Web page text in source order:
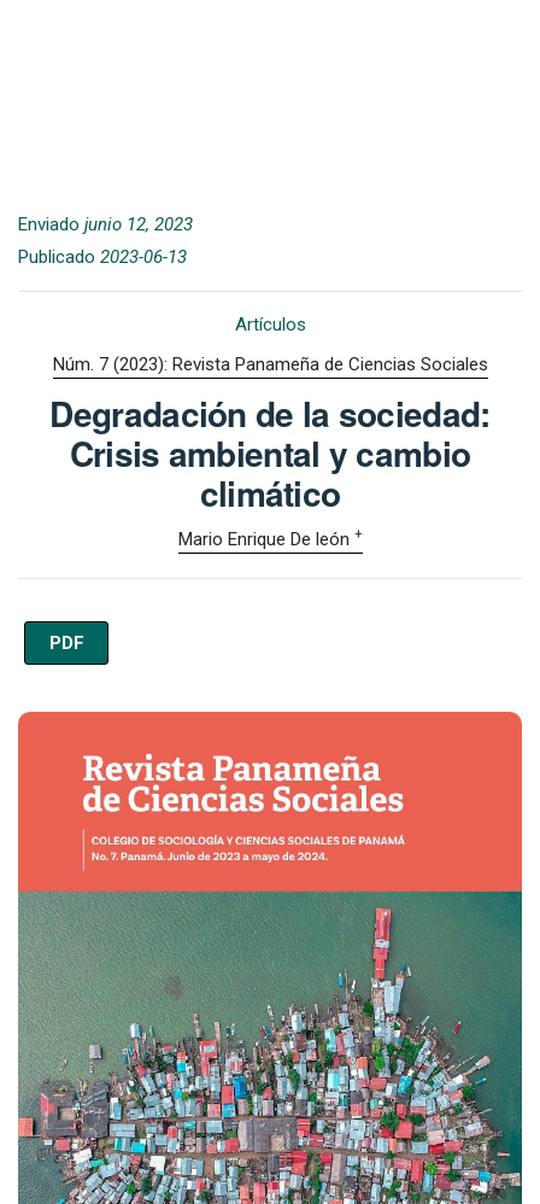
Enviado junio 12, 2023
Publicado 2023-06-13
Artículos
Núm. 7 (2023): Revista Panameña de Ciencias Sociales
Degradación de la sociedad:
Crisis ambiental y cambio
climático
Mario Enrique De león +
PDF
Imagen de portada